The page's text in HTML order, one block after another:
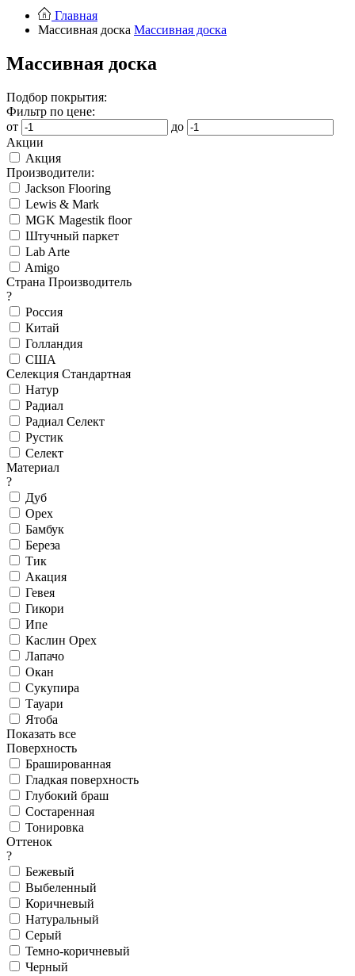
Главная
Массивная доска Массивная доска
Массивная доска
Подбор покрытия:
Фильтр по цене:
от
до
Акции
Акция
Производители:
Jackson Flooring
Lewis & Mark
MGK Magestik floor
Штучный паркет
Lab Arte
Amigo
Страна Производитель
?
Россия
Китай
Голландия
США
Селекция Стандартная
Натур
Радиал
Радиал Селект
Рустик
Селект
Материал
?
Дуб
Орех
Бамбук
Береза
Тик
Акация
Гевея
Гикори
Ипе
Каслин Орех
Лапачо
Окан
Сукупира
Тауари
Ятоба
Показать все
Поверхность
Брашированная
Гладкая поверхность
Глубокий браш
Состаренная
Тонировка
Оттенок
?
Бежевый
Выбеленный
Коричневый
Натуральный
Серый
Темно-коричневый
Черный